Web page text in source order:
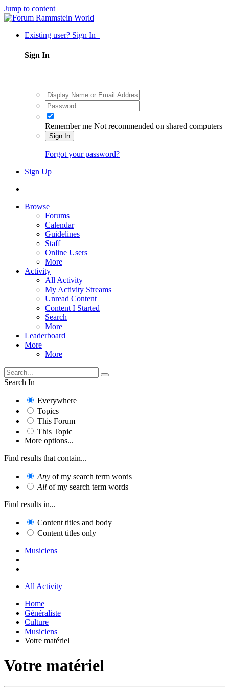
Jump to content
Existing user? Sign In
Sign In
Remember me Not recommended on shared computers
Sign In
Forgot your password?
Sign Up
Browse
Forums
Calendar
Guidelines
Staff
Online Users
More
Activity
All Activity
My Activity Streams
Unread Content
Content I Started
Search
More
Leaderboard
More
More
Search In
Everywhere
Topics
This Forum
This Topic
More options...
Find results that contain...
Any of my search term words
All of my search term words
Find results in...
Content titles and body
Content titles only
Musiciens
All Activity
Home
Généraliste
Culture
Musiciens
Votre matériel
Votre matériel